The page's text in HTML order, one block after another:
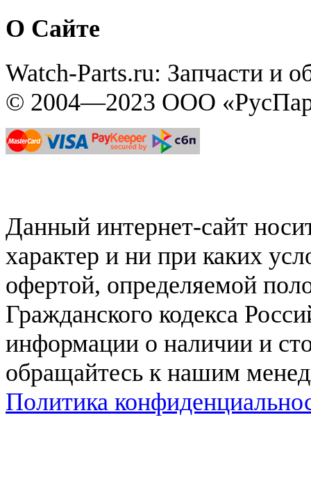
О Сайте
Watch-Parts.ru: Запчасти и
© 2004—2023 ООО
Данный интернет-сайт
характер и ни при каких
офертой, определяемой
Гражданского кодекса
информации о наличии и
обращайтесь к нашим
Политика